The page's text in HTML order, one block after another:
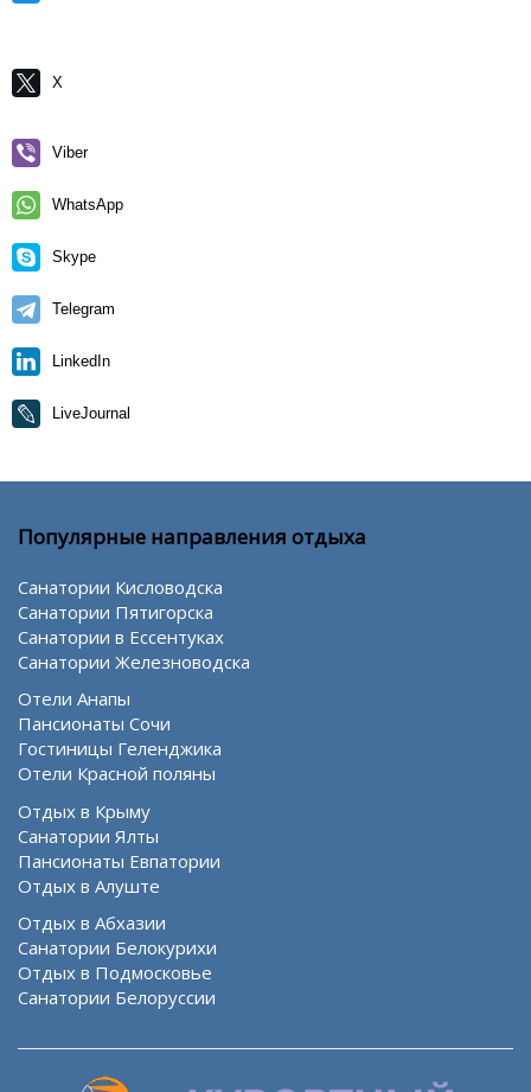
X
Viber
WhatsApp
Skype
Telegram
LinkedIn
LiveJournal
Популярные направления отдыха
Санатории Кисловодска
Санатории Пятигорска
Санатории в Ессентуках
Санатории Железноводска
Отели Анапы
Пансионаты Сочи
Гостиницы Геленджика
Отели Красной поляны
Отдых в Крыму
Санатории Ялты
Пансионаты Евпатории
Отдых в Алуште
Отдых в Абхазии
Санатории Белокурихи
Отдых в Подмосковье
Санатории Белоруссии